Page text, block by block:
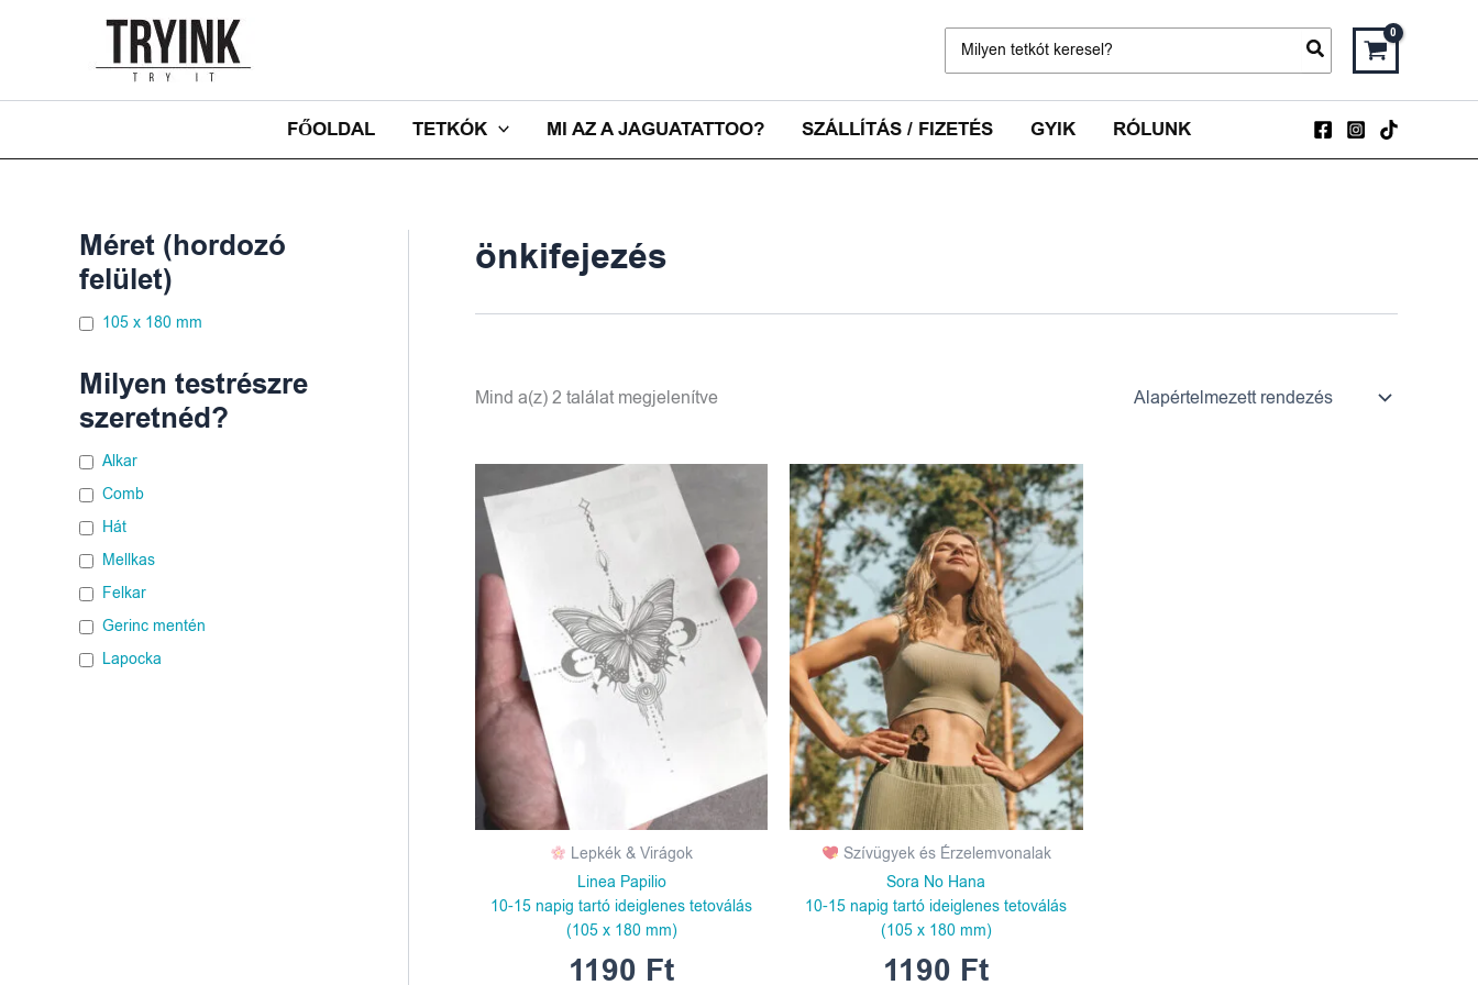
for:
FŐOLDAL TETKÓK MI AZ A JAGUATATTOO? SZÁLLÍTÁS / FIZETÉS GYIK RÓLUNK
Méret (hordozó
felület)
105 x 180 mm
Milyen testrészre
szeretnéd?
Alkar
Comb
Hát
Mellkas
Felkar
Gerinc mentén
Lapocka
önkifejezés
Mind a(z) 2 találat megjelenítve
Lepkék & Virágok
Linea Papilio
10-15 napig tartó ideiglenes tetoválás
(105 x 180 mm)
1190 Ft
Szívügyek és Érzelemvonalak
Sora No Hana
10-15 napig tartó ideiglenes tetoválás
(105 x 180 mm)
1190 Ft